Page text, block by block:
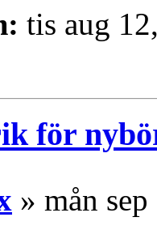
tis aug
för
» mån